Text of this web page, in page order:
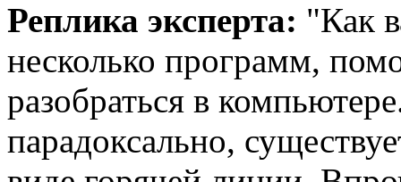
Реплика эксперта: "Как
несколько программ,
разобраться в
парадоксально,